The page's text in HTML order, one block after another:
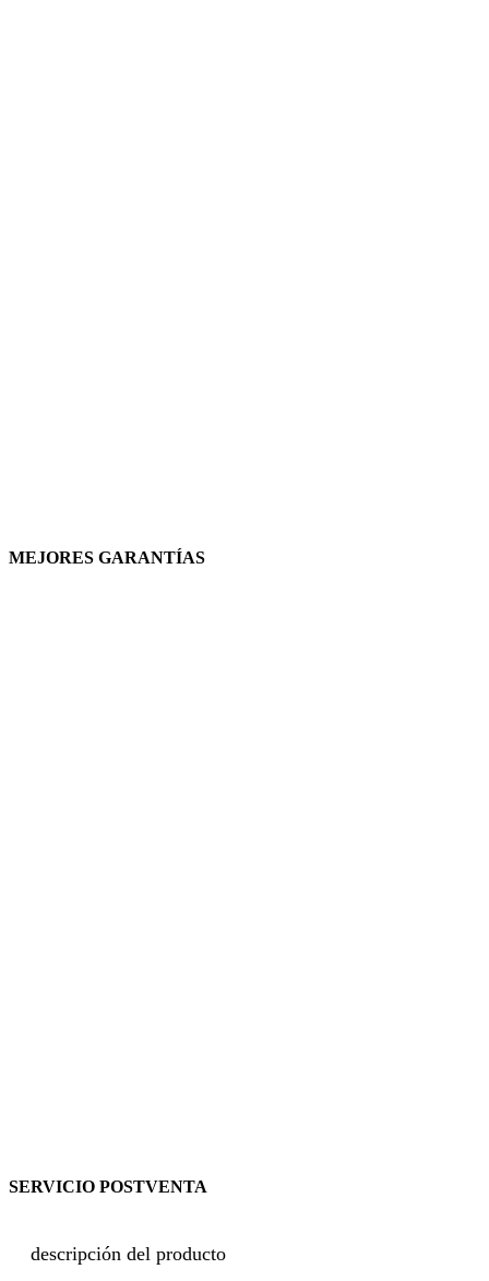
MEJORES GARANTÍAS
SERVICIO POSTVENTA
descripción del producto